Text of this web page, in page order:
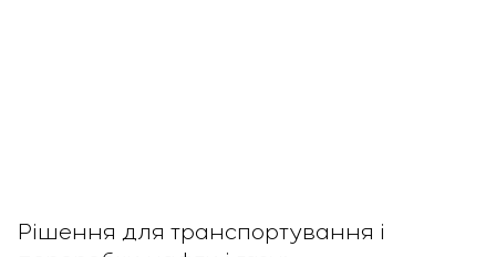
Рішення для транспортування і